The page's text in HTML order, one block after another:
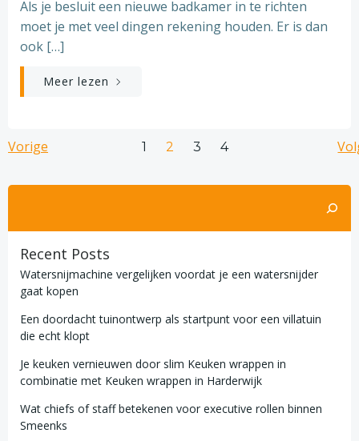
Als je besluit een nieuwe badkamer in te richten
moet je met veel dingen rekening houden. Er is dan
ook […]
Meer lezen
Berichten
navigatie
Vorige
Berichten
navigatie
Pagina
1 Pagina
2 Pagina
3 Pagina
4
Zoeken
Recent Posts
Watersnijmachine vergelijken voordat je een watersnijder
gaat kopen
Een doordacht tuinontwerp als startpunt voor een villatuin
die echt klopt
Je keuken vernieuwen door slim Keuken wrappen in
combinatie met Keuken wrappen in Harderwijk
Wat chiefs of staff betekenen voor executive rollen binnen
Smeenks